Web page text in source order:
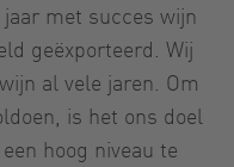
met succes wijn
geëxporteerd. Wij
al vele jaren. Om
is het ons doel
hoog niveau te